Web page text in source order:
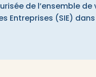
de l’ensemble
Entreprises (SIE)